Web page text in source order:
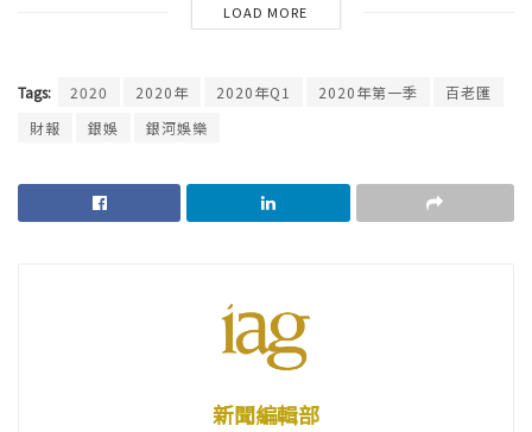
LOAD MORE
Tags: 2020 2020年 2020年Q1 2020年第一季
百老匯
財報
銀娛 銀河娛樂
新聞編輯部